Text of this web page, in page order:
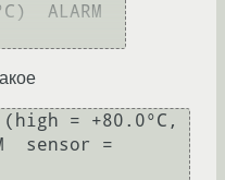
ALARM
= +80.0°C,
sensor =